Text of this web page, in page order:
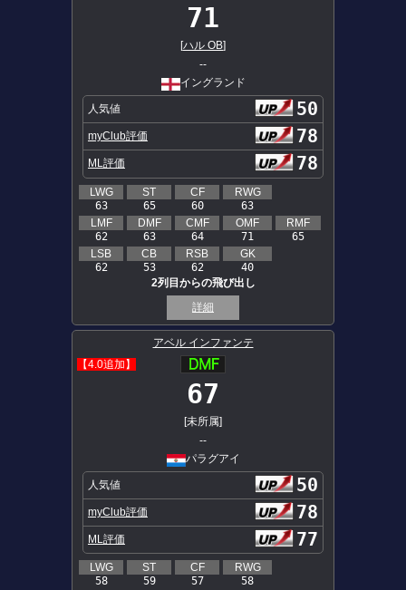
71
[ハル OB]
--
イングランド
人気値 50
myClub評価 78
ML評価 78
LWG
63
ST
65
CF
60
RWG
63
LMF
62
DMF
63
CMF
64
OMF
71
RMF
65
LSB
62
CB
53
RSB
62
GK
40
2列目からの飛び出し
詳細
アベル インファンテ
【4.0追加】
67
[未所属]
--
パラグアイ
人気値 50
myClub評価 78
ML評価 77
LWG
58
ST
59
CF
57
RWG
58